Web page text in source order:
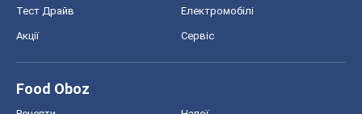
Тест Драйв Електромобілі
Акції Сервіс
Food Oboz